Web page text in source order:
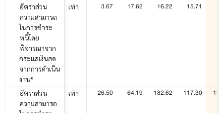
อัตราส่วน
ความสามารถ
ในการชำระ
หนี้โดย
พิจารณาจาก
กระแสเงินสด
จากการดำเนิน
งาน*
เท่า 3.67 17.62 16.22 15.71
อัตราส่วน
ความสามารถ
เท่า 26.50 64.19 182.62 117.30